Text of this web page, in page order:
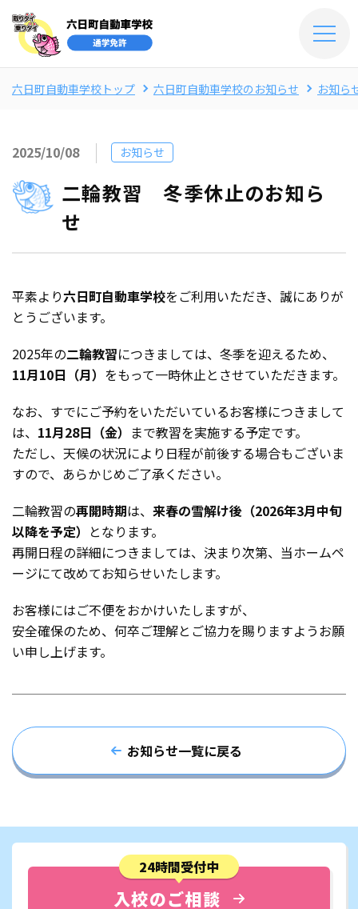
六日町自動車学校トップ 六日町自動車学校のお知らせ お知ら
2025/10/08 お知らせ
二輪教習 冬季休止のお知ら
せ
平素より六日町自動車学校をご利用いただき、誠にありが
とうございます。
2025年の二輪教習につきましては、冬季を迎えるため、
11月10日（月） をもって一時休止とさせていただきます。
なお、すでにご予約をいただいているお客様につきまして
は、 11月28日（金） まで教習を実施する予定です。
ただし、 天候の状況により日程が前後する場合もございま
すので、あらかじめご了承ください。
二輪教習の再開時期は、 来春の雪解け後（2026年3月中旬
以降を予定） となります。
再開日程の詳細につきましては、決まり次第、当ホームペ
ージにて改めてお知らせいたします。
お客様にはご不便をおかけいたしますが、
安全確保のため、何卒ご理解とご協力を賜りますようお願
い申し上げます。
お知らせ一覧に戻る
24時間受付中
入校のご相談